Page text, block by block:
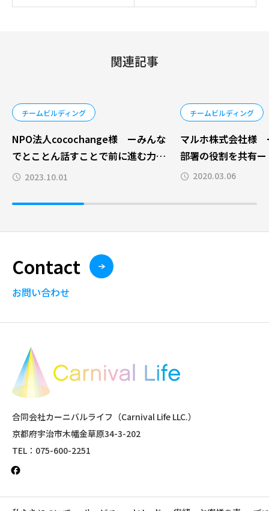
関連記事
チームビルディング
NPO法人cocochange様 ーみんな
でとことん話すことで前に進む力が
生まれたー
2023.10.01
チームビルディング
マルホ株式会社様
部署の役割を共有ー
2020.03.06
Contact
お問い合わせ
合同会社カーニバルライフ（Carnival Life LLC.）
京都府宇治市木幡金草原34-3-202
TEL：075-600-2251